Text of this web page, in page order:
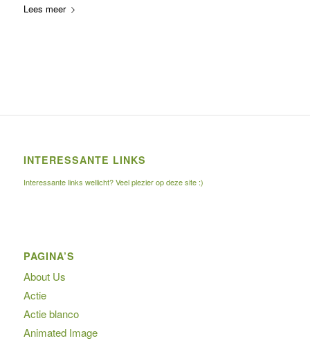
Lees meer
INTERESSANTE LINKS
Interessante links wellicht? Veel plezier op deze site :)
PAGINA’S
About Us
Actie
Actie blanco
Animated Image